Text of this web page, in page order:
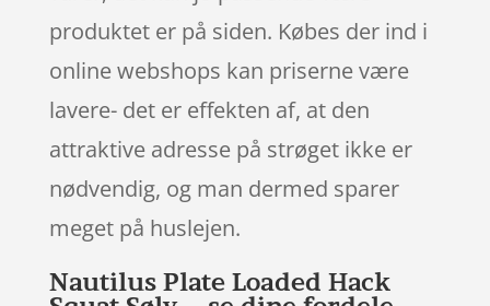
produktet er på siden. Købes der ind i
online webshops kan priserne være
lavere- det er effekten af, at den
attraktive adresse på strøget ikke er
nødvendig, og man dermed sparer
meget på huslejen.
Nautilus Plate Loaded Hack